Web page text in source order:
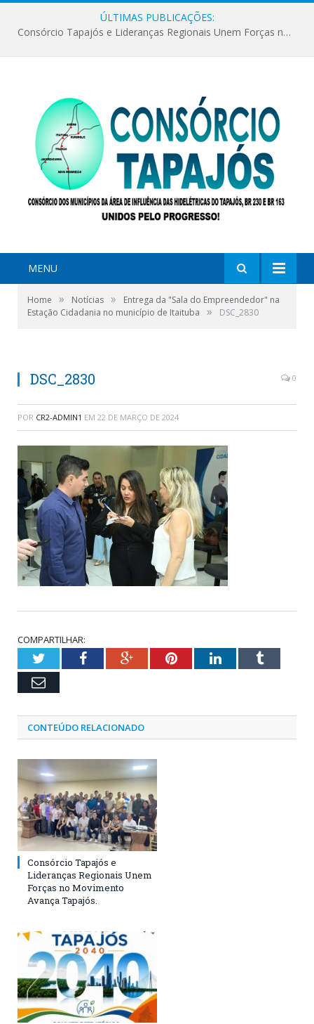
ÚLTIMAS PUBLICAÇÕES:
Consórcio Tapajós e Lideranças Regionais Unem Forças no Movimento Avança Tapajós.
MENU
Home » Notícias »
Entrega da "Sala do Empreendedor" na
Estação Cidadania no município de Itaituba
» DSC_2830
DSC_2830 0
POR CR2-ADMIN1 EM 22 DE MARÇO DE 2024
COMPARTILHAR:
TwitterFacebookGoogle+PinterestLinkedInTumblr
Email
CONTEÚDO RELACIONADO
Consórcio Tapajós e
Lideranças Regionais Unem
Forças no Movimento
Avança Tapajós.